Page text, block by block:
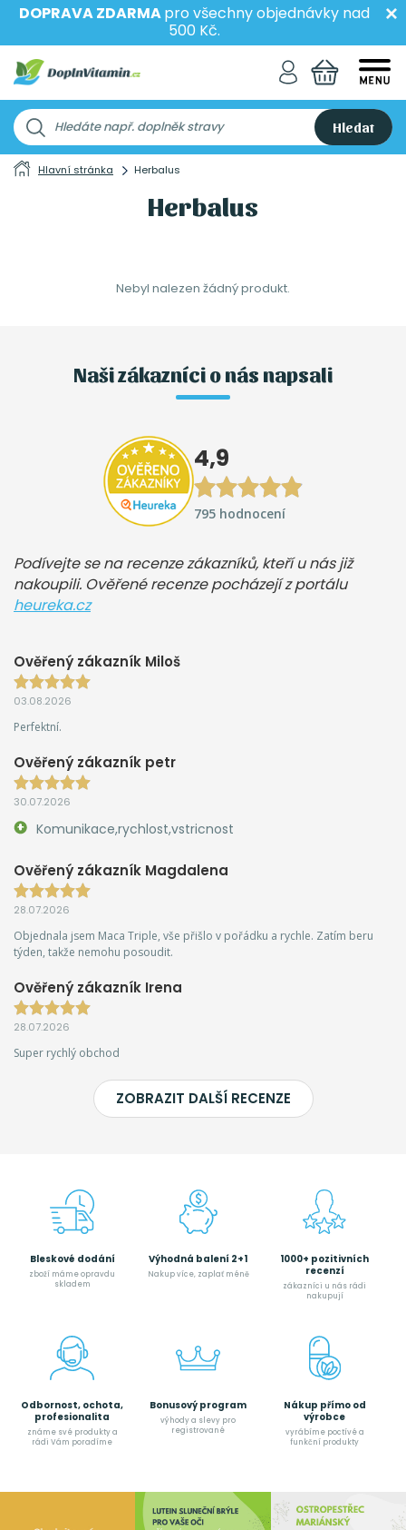
DOPRAVA ZDARMApro všechny objednávky nad
500 Kč.
Hledat
Hlavní stránka Herbalus
Herbalus
Nebyl nalezen žádný produkt.
Naši zákazníci o nás napsali
4,9
795 hodnocení
Podívejte se na recenze zákazníků, kteří u nás již
nakoupili. Ověřené recenze pocházejí z portálu
heureka.cz
Ověřený zákazník Miloš
03.08.2026
Perfektní.
Ověřený zákazník petr
30.07.2026
Komunikace,rychlost,vstricnost
Ověřený zákazník Magdalena
28.07.2026
Objednala jsem Maca Triple, vše přišlo v pořádku a rychle. Zatím beru
týden, takže nemohu posoudit.
Ověřený zákazník Irena
28.07.2026
Super rychlý obchod
ZOBRAZIT DALŠÍ RECENZE
Bleskové dodání
zboží máme opravdu
skladem
Výhodná balení 2+1
Nakup více, zaplať méně
1000+ pozitivních
recenzí
zákazníci u nás rádi
nakupují
Odbornost, ochota,
profesionalita
známe své produkty a
rádi Vám poradíme
Bonusový program
výhody a slevy pro
registrované
Nákup přímo od
výrobce
vyrábíme poctívé a
funkční produkty